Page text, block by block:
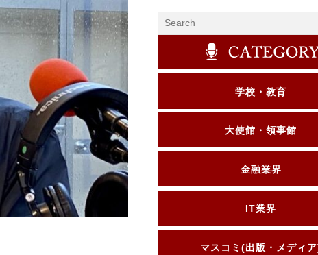
学校・教育
大使館・領事館
金融業界
IT業界
マスコミ(出版・メディ